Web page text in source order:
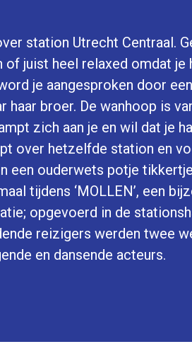
station Utrecht Centraal.
of juist heel relaxed omdat je
je aangesproken door
haar broer. De wanhoop is
zich aan je en wil dat je
over hetzelfde station en
een ouderwets potje
tijdens ‘MOLLEN’, een
opgevoerd in de
reizigers werden twee
en dansende acteurs.